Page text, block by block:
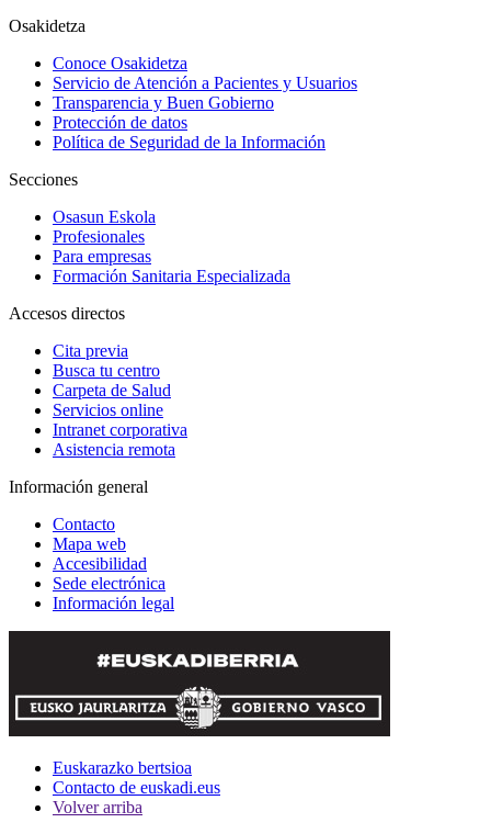
Osakidetza
Conoce Osakidetza
Servicio de Atención a Pacientes y Usuarios
Transparencia y Buen Gobierno
Protección de datos
Política de Seguridad de la Información
Secciones
Osasun Eskola
Profesionales
Para empresas
Formación Sanitaria Especializada
Accesos directos
Cita previa
Busca tu centro
Carpeta de Salud
Servicios online
Intranet corporativa
Asistencia remota
Información general
Contacto
Mapa web
Accesibilidad
Sede electrónica
Información legal
Euskarazko bertsioa
Contacto de euskadi.eus
Volver arriba